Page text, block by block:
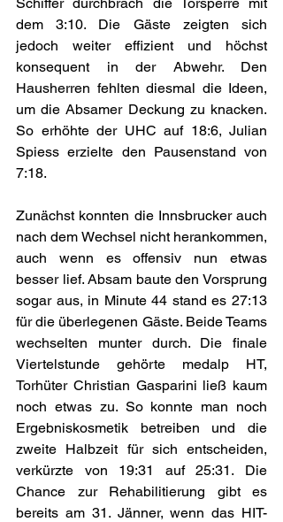
dem 3:10. Die Gäste zeigten sich
jedoch weiter effizient und höchst
konsequent in der Abwehr. Den
Hausherren fehlten diesmal die Ideen,
um die Absamer Deckung zu knacken.
So erhöhte der UHC auf 18:6, Julian
Spiess erzielte den Pausenstand von
7:18.
Zunächst konnten die Innsbrucker auch
nach dem Wechsel nicht herankommen,
auch wenn es offensiv nun etwas
besser lief. Absam baute den Vorsprung
sogar aus, in Minute 44 stand es 27:13
für die überlegenen Gäste. Beide Teams
wechselten munter durch. Die finale
Viertelstunde gehörte medalp HT,
Torhüter Christian Gasparini ließ kaum
noch etwas zu. So konnte man noch
Ergebniskosmetik betreiben und die
zweite Halbzeit für sich entscheiden,
verkürzte von 19:31 auf 25:31. Die
Chance zur Rehabilitierung gibt es
bereits am 31. Jänner, wenn das HIT-